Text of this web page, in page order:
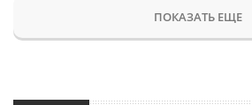
ПОКАЗАТЬ ЕЩЕ